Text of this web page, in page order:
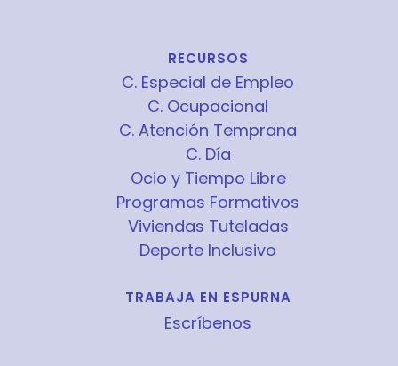
RECURSOS
C. Especial de Empleo
C. Ocupacional
C. Atención Temprana
C. Día
Ocio y Tiempo Libre
Programas Formativos
Viviendas Tuteladas
Deporte Inclusivo
TRABAJA EN ESPURNA
Escríbenos